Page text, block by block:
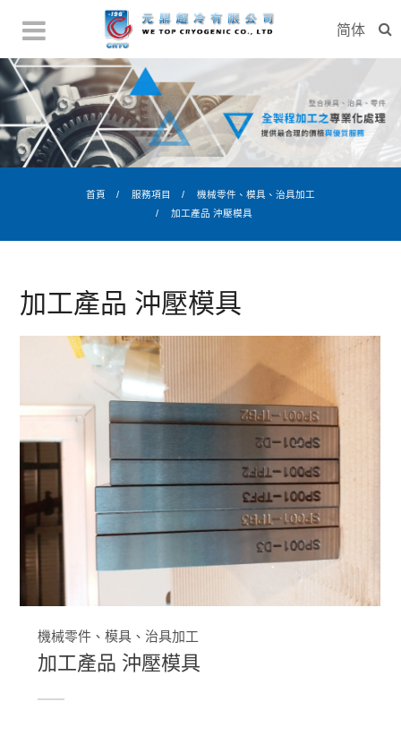
简体
首頁 服務項目
機械零件、模具、治具加工
加工產品 沖壓模具
加工產品 沖壓模具
機械零件、模具、治具加工
加工產品 沖壓模具